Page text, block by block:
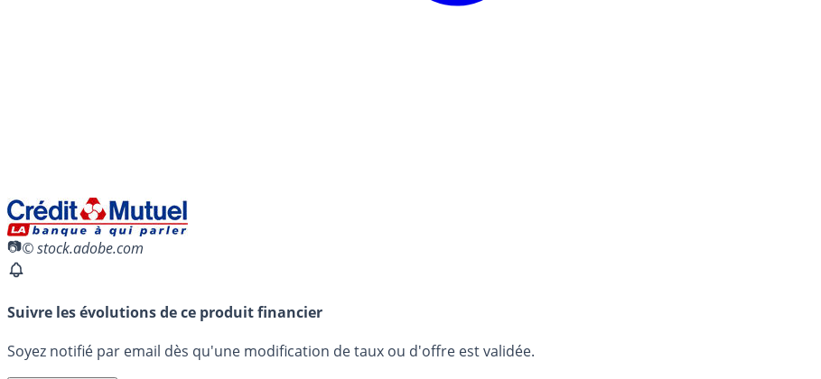
© stock.adobe.com
Suivre les évolutions de ce produit financier
Soyez notifié par email dès qu'une modification de taux ou d'offre est validée.